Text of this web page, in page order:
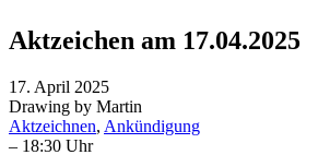
Aktzeichen am 17.04.2025
17. April 2025
Drawing by Martin
Aktzeichnen, Ankündigung
– 18:30 Uhr